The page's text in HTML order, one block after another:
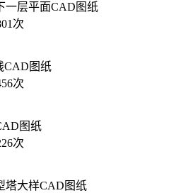
一层平面CAD图纸
次
CAD图纸
次
图纸
次
塔大样CAD图纸